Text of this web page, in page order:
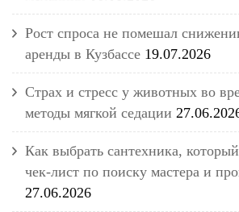
Рост спроса не помешал
аренды в Кузбассе 19.07.2026
Страх и стресс у животных во
методы мягкой седации
Как выбрать сантехника,
чек-лист по поиску мастера и
27.06.2026